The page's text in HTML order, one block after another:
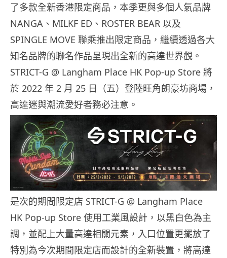
了多款全新香港限定商品，本季更與多個人氣品牌
NANGA、MILKF ED、ROSTER BEAR 以及
SPINGLE MOVE 聯乘推出限定商品，繼續透過各大
知名品牌的聯名作品呈現出全新的高達世界觀。
STRICT-G @ Langham Place HK Pop-up Store 將
於 2022 年 2 月 25 日（五）登陸旺角朗豪坊商場，
高達迷與潮流愛好者務必注意。
是次的期間限定店 STRICT-G @ Langham Place
HK Pop-up Store 使用工業風設計，以黑白色為主
調，並配上大量高達相關元素，入口位置更擺放了
特別為今次期間限定店而設計的全新裝置，將高達